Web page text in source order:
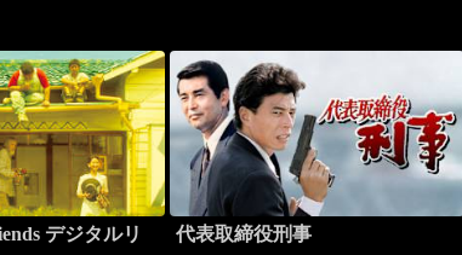
デジタルリ
代表取締役刑事